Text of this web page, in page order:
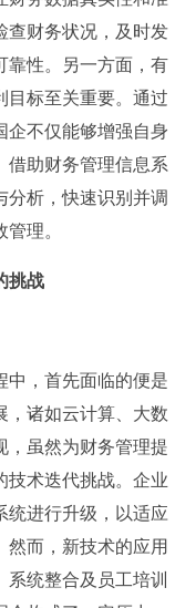
查财务状况，及时发
靠性。另一方面，有
目标至关重要。通过
企不仅能够增强自身
借助财务管理信息系
分析，快速识别并调
理。
挑战
中，首先面临的便是
，诸如云计算、大数
，虽然为财务管理提
技术迭代挑战。企业
统进行升级，以适应
然而，新技术的应用
统整合及员工培训